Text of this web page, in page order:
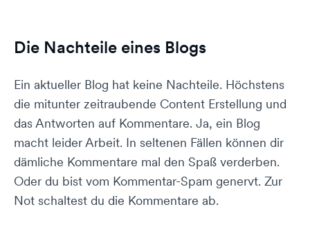
Die Nachteile eines Blogs
Ein aktueller Blog hat keine Nachteile. Höchstens
die mitunter zeitraubende Content Erstellung und
das Antworten auf Kommentare. Ja, ein Blog
macht leider Arbeit. In seltenen Fällen können dir
dämliche Kommentare mal den Spaß verderben.
Oder du bist vom Kommentar-Spam genervt. Zur
Not schaltest du die Kommentare ab.